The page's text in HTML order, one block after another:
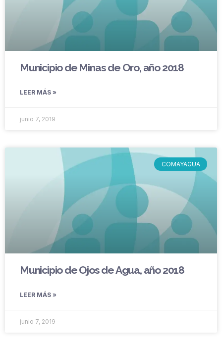
Municipio de Minas de Oro, año 2018
LEER MÁS »
junio 7, 2019
COMAYAGUA
Municipio de Ojos de Agua, año 2018
LEER MÁS »
junio 7, 2019